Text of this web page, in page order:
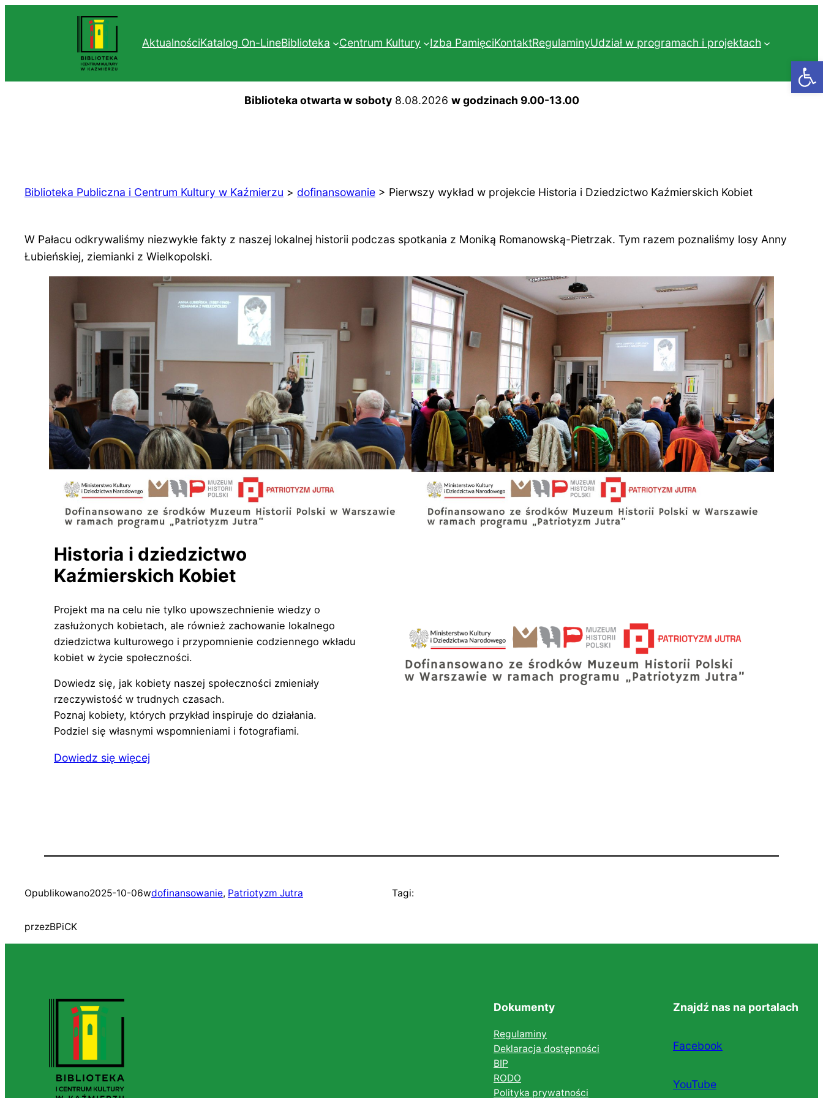
AktualnościKatalog On-LineBiblioteka Centrum Kultury Izba PamięciKontaktRegulaminyUdział w programach i projektach
Biblioteka otwarta w soboty8.08.2026 w godzinach 9.00-13.00
Biblioteka Publiczna i Centrum Kultury w Kaźmierzu > dofinansowanie > Pierwszy wykład w projekcie Historia i Dziedzictwo Kaźmierskich Kobiet
W Pałacu odkrywaliśmy niezwykłe fakty z naszej lokalnej historii podczas spotkania z Moniką Romanowską-Pietrzak. Tym razem poznaliśmy losy Anny
Łubieńskiej, ziemianki z Wielkopolski.
Historia i dziedzictwo
Kaźmierskich Kobiet
Projekt ma na celu nie tylko upowszechnienie wiedzy o
zasłużonych kobietach, ale również zachowanie lokalnego
dziedzictwa kulturowego i przypomnienie codziennego wkładu
kobiet w życie społeczności.
Dowiedz się, jak kobiety naszej społeczności zmieniały
rzeczywistość w trudnych czasach.
Poznaj kobiety, których przykład inspiruje do działania.
Podziel się własnymi wspomnieniami i fotografiami.
Dowiedz się więcej
Opublikowano2025-10-06wdofinansowanie, Patriotyzm Jutra
przezBPiCK
Tagi:
Dokumenty
Regulaminy
Deklaracja dostępności
BIP
RODO
Polityka prywatności
Znajdź nas na portalach
Facebook
YouTube